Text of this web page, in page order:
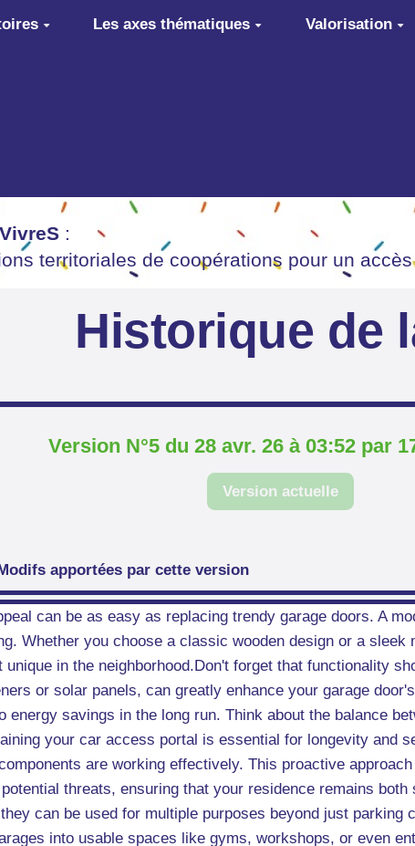
Les axes thématiques Valorisation
:
territoriales de coopérations pour un
Historique de
Version N°5 du 28 avr. 26 à 03:52 par
Version actuelle
apportées par cette version